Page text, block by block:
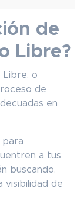
de
Libre?
Libre, o
de
en
para
a tus
buscando.
visibilidad de